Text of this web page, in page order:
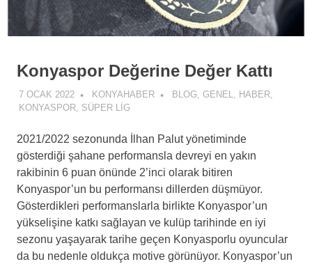
Konyaspor Değerine Değer Kattı
7 OCAK 2022 KONYAHABER BLOG, GENEL, HABER,
KONYASPOR, SÜPER LIG
2021/2022 sezonunda İlhan Palut yönetiminde
gösterdiği şahane performansla devreyi en yakın
rakibinin 6 puan önünde 2’inci olarak bitiren
Konyaspor’un bu performansı dillerden düşmüyor.
Gösterdikleri performanslarla birlikte Konyaspor’un
yükselişine katkı sağlayan ve kulüp tarihinde en iyi
sezonu yaşayarak tarihe geçen Konyasporlu oyuncular
da bu nedenle oldukça motive görünüyor. Konyaspor’un